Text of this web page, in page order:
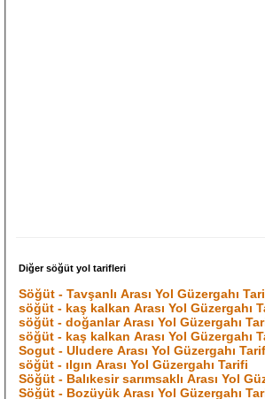
Diğer söğüt yol tarifleri
Söğüt - Tavşanlı Arası Yol Güzergahı
söğüt - kaş kalkan Arası Yol Güzergahı
söğüt - doğanlar Arası Yol Güzergahı
söğüt - kaş kalkan Arası Yol Güzergahı
Sogut - Uludere Arası Yol Güzergahı
söğüt - ılgın Arası Yol Güzergahı Tarifi
Söğüt - Balıkesir sarımsaklı Arası Yol
Söğüt - Bozüyük Arası Yol Güzergahı